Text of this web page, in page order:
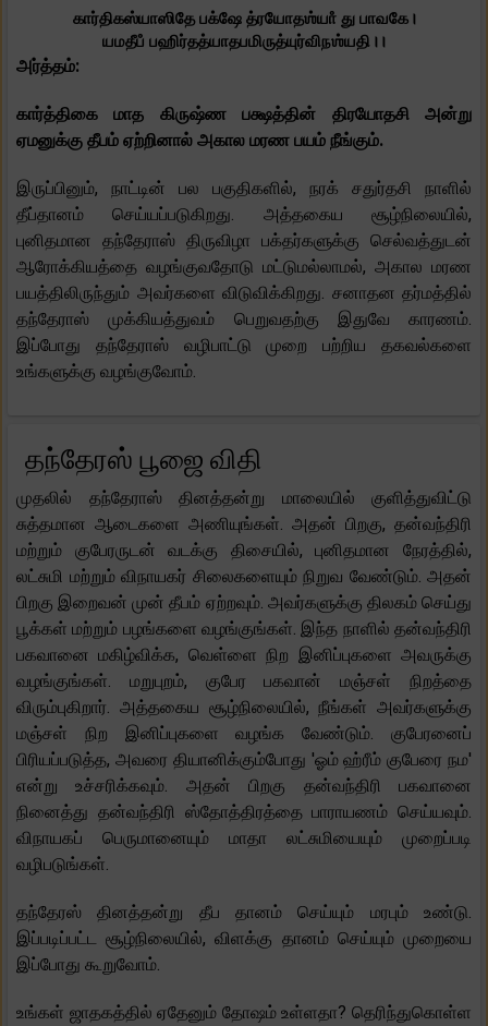
கார்திகஸ்யாஸிதே பக்ஷே த்ரயோதஶ்யாஂ து பாவகே।
யமதீபஂ பஹிர்தத்யாதபமிருத்யுர்விநஶ்யதி।।
அர்த்தம்:
கார்த்திகை மாத கிருஷ்ண பக்ஷத்தின் திரயோதசி அன்று
ஏமனுக்கு தீபம் ஏற்றினால் அகால மரண பயம் நீங்கும்.
இருப்பினும், நாட்டின் பல பகுதிகளில், நரக் சதுர்தசி நாளில்
தீப்தானம் செய்யப்படுகிறது. அத்தகைய சூழ்நிலையில்,
புனிதமான தந்தேராஸ் திருவிழா பக்தர்களுக்கு செல்வத்துடன்
ஆரோக்கியத்தை வழங்குவதோடு மட்டுமல்லாமல், அகால மரண
பயத்திலிருந்தும் அவர்களை விடுவிக்கிறது. சனாதன தர்மத்தில்
தந்தேராஸ் முக்கியத்துவம் பெறுவதற்கு இதுவே காரணம்.
இப்போது தந்தேராஸ் வழிபாட்டு முறை பற்றிய தகவல்களை
உங்களுக்கு வழங்குவோம்.
தந்தேரஸ் பூஜை விதி
முதலில் தந்தேராஸ் தினத்தன்று மாலையில் குளித்துவிட்டு
சுத்தமான ஆடைகளை அணியுங்கள். அதன் பிறகு, தன்வந்திரி
மற்றும் குபேரருடன் வடக்கு திசையில், புனிதமான நேரத்தில்,
லட்சுமி மற்றும் விநாயகர் சிலைகளையும் நிறுவ வேண்டும். அதன்
பிறகு இறைவன் முன் தீபம் ஏற்றவும். அவர்களுக்கு திலகம் செய்து
பூக்கள் மற்றும் பழங்களை வழங்குங்கள். இந்த நாளில் தன்வந்திரி
பகவானை மகிழ்விக்க, வெள்ளை நிற இனிப்புகளை அவருக்கு
வழங்குங்கள். மறுபுறம், குபேர பகவான் மஞ்சள் நிறத்தை
விரும்புகிறார். அத்தகைய சூழ்நிலையில், நீங்கள் அவர்களுக்கு
மஞ்சள் நிற இனிப்புகளை வழங்க வேண்டும். குபேரனைப்
பிரியப்படுத்த, அவரை தியானிக்கும்போது 'ஓம் ஹ்ரீம் குபேரை நம'
என்று உச்சரிக்கவும். அதன் பிறகு தன்வந்திரி பகவானை
நினைத்து தன்வந்திரி ஸ்தோத்திரத்தை பாராயணம் செய்யவும்.
விநாயகப் பெருமானையும் மாதா லட்சுமியையும் முறைப்படி
வழிபடுங்கள்.
தந்தேரஸ் தினத்தன்று தீப தானம் செய்யும் மரபும் உண்டு.
இப்படிப்பட்ட சூழ்நிலையில், விளக்கு தானம் செய்யும் முறையை
இப்போது கூறுவோம்.
உங்கள் ஜாதகத்தில் ஏதேனும் தோஷம் உள்ளதா? தெரிந்துகொள்ள